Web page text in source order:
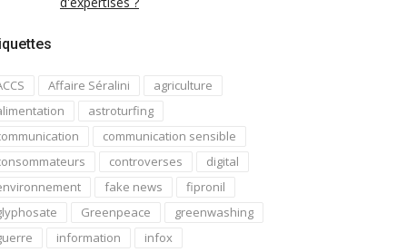
Affaire Séralini
agriculture
astroturfing
communication sensible
controverses
digital
fake news
fipronil
Greenpeace
greenwashing
information
infox